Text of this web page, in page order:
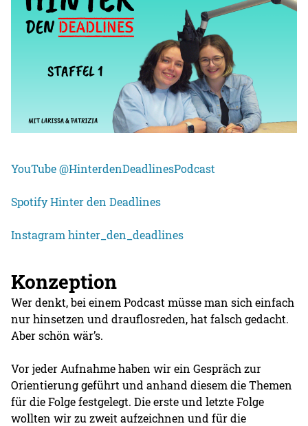
YouTube @HinterdenDeadlinesPodcast
Spotify Hinter den Deadlines
Instagram hinter_den_deadlines
Konzeption
Wer denkt, bei einem Podcast müsse man sich einfach
nur hinsetzen und drauflosreden, hat falsch gedacht.
Aber schön wär’s.
Vor jeder Aufnahme haben wir ein Gespräch zur
Orientierung geführt und anhand diesem die Themen
für die Folge festgelegt. Die erste und letzte Folge
wollten wir zu zweit aufzeichnen und für die